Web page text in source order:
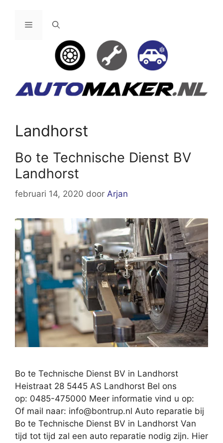
Menu
Landhorst
Bo te Technische Dienst BV
Landhorst
februari 14, 2020 door Arjan
Bo te Technische Dienst BV in Landhorst
Heistraat 28 5445 AS Landhorst Bel ons
op: 0485-475000 Meer informatie vind u op:
Of mail naar: info@bontrup.nl Auto reparatie bij
Bo te Technische Dienst BV in Landhorst Van
tijd tot tijd zal een auto reparatie nodig zijn. Hier